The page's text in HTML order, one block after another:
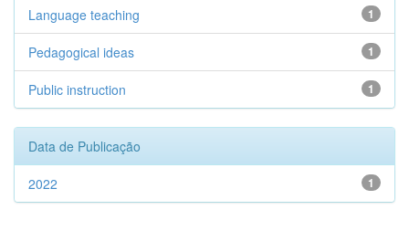
1
Language teaching
1
Pedagogical ideas
1
Public instruction
Data de Publicação
1
2022